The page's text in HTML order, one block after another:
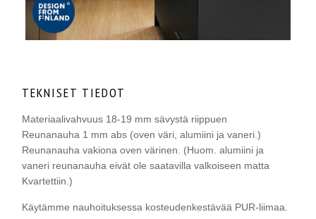
TEKNISET TIEDOT
Materiaalivahvuus 18-19 mm sävystä riippuen
Reunanauha 1 mm abs (oven väri, alumiini ja vaneri.)
Reunanauha vakiona oven värinen. (Huom. alumiini ja
vaneri reunanauha eivät ole saatavilla valkoiseen matta
Kvartettiin.)
Käytämme nauhoituksessa kosteudenkestävää PUR-liimaa.